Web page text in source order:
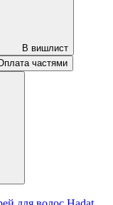
В вишлист